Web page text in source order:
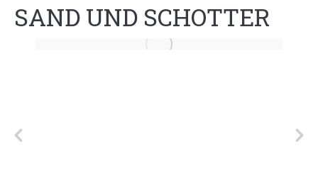
SAND UND SCHOTTER